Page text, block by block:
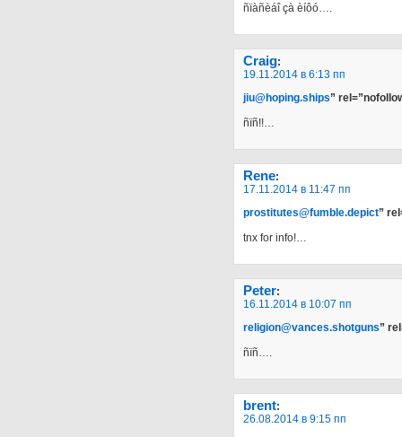
ñïàñèáî çà èíôó….
Craig:
19.11.2014 в 6:13 пп
jiu@hoping.ships”
ñïñ!!…
Rene:
17.11.2014 в 11:47 пп
prostitutes@fumble.depict”
tnx for info!…
Peter:
16.11.2014 в 10:07 пп
religion@vances.shotguns”
ñïñ….
brent:
26.08.2014 в 9:15 пп